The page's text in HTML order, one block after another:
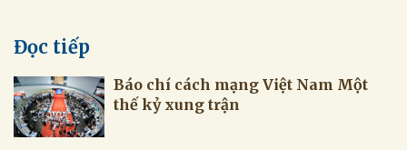
Đọc tiếp
Báo chí cách mạng Việt Nam Một
thế kỷ xung trận